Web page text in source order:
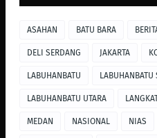
ASAHAN BATU BARA
DELI SERDANG JAKARTA
LABUHANBATU LABUHANBATU
LABUHANBATU UTARA
MEDAN NASIONAL NIAS